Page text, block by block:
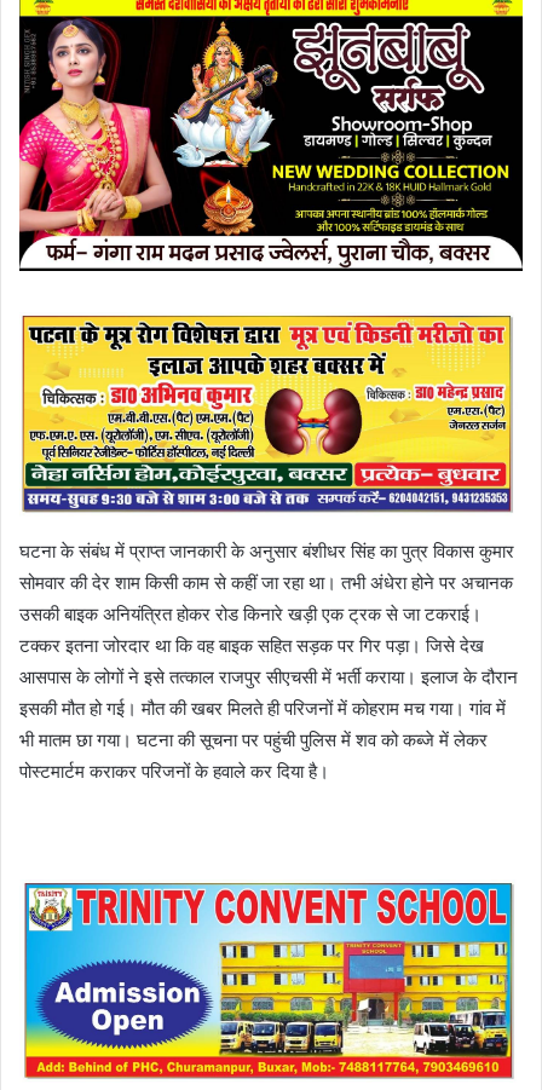
घटना के संबंध में प्राप्त जानकारी के अनुसार बंशीधर सिंह का पुत्र विकास कुमार
सोमवार की देर शाम किसी काम से कहीं जा रहा था। तभी अंधेरा होने पर अचानक
उसकी बाइक अनियंत्रित होकर रोड किनारे खड़ी एक ट्रक से जा टकराई।
टक्कर इतना जोरदार था कि वह बाइक सहित सड़क पर गिर पड़ा। जिसे देख
आसपास के लोगों ने इसे तत्काल राजपुर सीएचसी में भर्ती कराया। इलाज के दौरान
इसकी मौत हो गई। मौत की खबर मिलते ही परिजनों में कोहराम मच गया। गांव में
भी मातम छा गया। घटना की सूचना पर पहुंची पुलिस में शव को कब्जे में लेकर
पोस्टमार्टम कराकर परिजनों के हवाले कर दिया है।